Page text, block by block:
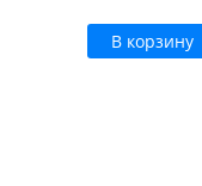
В корзину